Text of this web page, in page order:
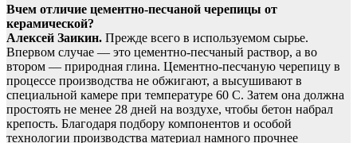
Вчем отличие цементно-песчаной черепицы от
керамической?
Алексей Заикин. Прежде всего в используемом сырье.
Впервом случае — это цементно-песчаный раствор, а во
втором — природная глина. Цементно-песчаную черепицу в
процессе производства не обжигают, а высушивают в
специальной камере при температуре 60 С. Затем она должна
простоять не менее 28 дней на воздухе, чтобы бетон набрал
крепость. Благодаря подбору компонентов и особой
технологии производства материал намного прочнее